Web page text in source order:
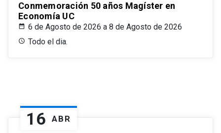
Conmemoración 50 años Magíster en
Economía UC
6 de Agosto de 2026 a 8 de Agosto de 2026
Todo el dia.
16 ABR